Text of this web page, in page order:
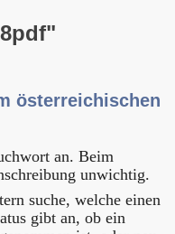
österreichischen
an. Beim
unwichtig.
suche, welche einen
gibt an, ob ein